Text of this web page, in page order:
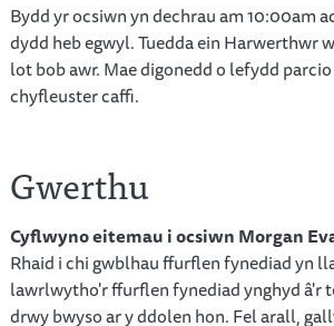
Bydd yr ocsiwn yn dechrau am 10:00am
dydd heb egwyl. Tuedda ein Harwerthwr
lot bob awr. Mae digonedd o lefydd
chyfleuster caffi.
Gwerthu
Cyflwyno eitemau i ocsiwn Morgan
Rhaid i chi gwblhau ffurflen fynediad yn
lawrlwytho'r ffurflen fynediad ynghyd â'r
drwy bwyso ar y ddolen hon. Fel arall,